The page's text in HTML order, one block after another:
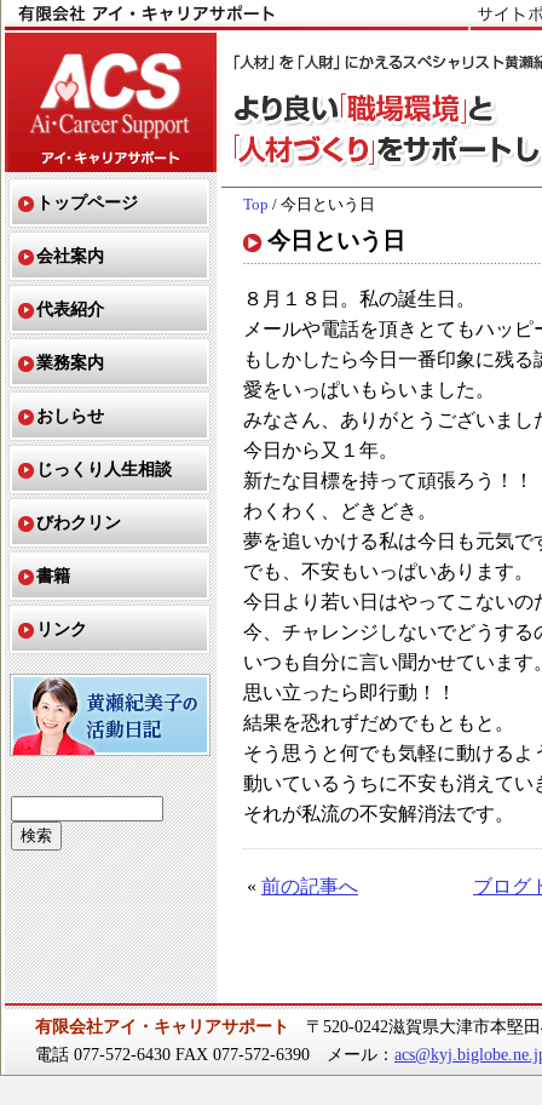
Top / 今日という日
今日という日
８月１８日。私の誕生日。
メールや電話を頂きとてもハッピ
もしかしたら今日一番印象に残
愛をいっぱいもらいました。
みなさん、ありがとうございまし
今日から又１年。
新たな目標を持って頑張ろう！！
わくわく、どきどき。
夢を追いかける私は今日も元気で
でも、不安もいっぱいあります。
今日より若い日はやってこないの
今、チャレンジしないでどうする
いつも自分に言い聞かせています
思い立ったら即行動！！
結果を恐れずだめでもともと。
そう思うと何でも気軽に動けるよ
動いているうちに不安も消えてい
それが私流の不安解消法です。
« 前の記事へ ブログ
トップページ
会社案内
代表紹介
業務案内
おしらせ
じっくり人生相談
びわクリン
書籍
リンク
有限会社アイ・キャリアサポート
〒520-0242滋賀県大津市本堅
電話 077-572-6430 FAX 077-572-6390 メール：